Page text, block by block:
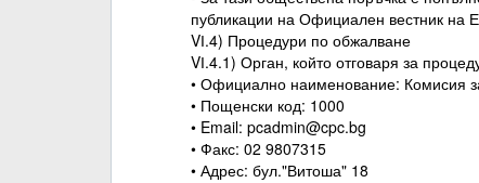
публикации на Официален вестник на
VІ.4) Процедури по обжалване
VІ.4.1) Орган, който отговаря за
• Официално наименование: Комисия
• Пощенски код: 1000
• Email: pcadmin@cpc.bg
• Факс: 02 9807315
• Адрес: бул."Витоша" 18